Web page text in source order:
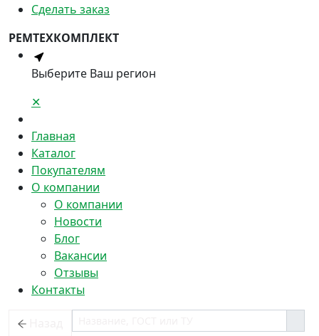
Сделать заказ
РЕМТЕХКОМПЛЕКТ
Выберите Ваш регион
✕
Главная
Каталог
Покупателям
О компании
О компании
Новости
Блог
Вакансии
Отзывы
Контакты